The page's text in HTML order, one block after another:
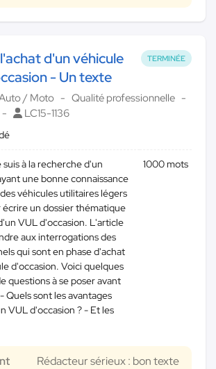
TERMINÉE
d'un véhicule
- Un texte
/ Moto
Qualité professionnelle
LC15-1136
à la recherche d'un
une bonne connaissance
véhicules utilitaires légers
un dossier thématique
VUL d'occasion. L'article
aux interrogations des
qui sont en phase d'achat
d'occasion. Voici quelques
questions à se poser avant
Quels sont les avantages
VUL d'occasion ? - Et les
1000 mots
Rédacteur sérieux : bon texte